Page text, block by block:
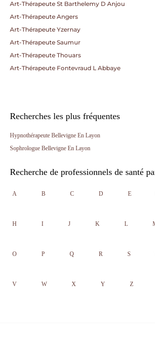
Art-Thérapeute St Barthelemy D Anjou
Art-Thérapeute Angers
Art-Thérapeute Yzernay
Art-Thérapeute Saumur
Art-Thérapeute Thouars
Art-Thérapeute Fontevraud L Abbaye
Recherches les plus fréquentes
Hypnothérapeute Bellevigne En Layon
Sophrologue Bellevigne En Layon
Recherche de professionnels de santé
A B C D E
H I J K L
O P Q R S
V W X Y Z